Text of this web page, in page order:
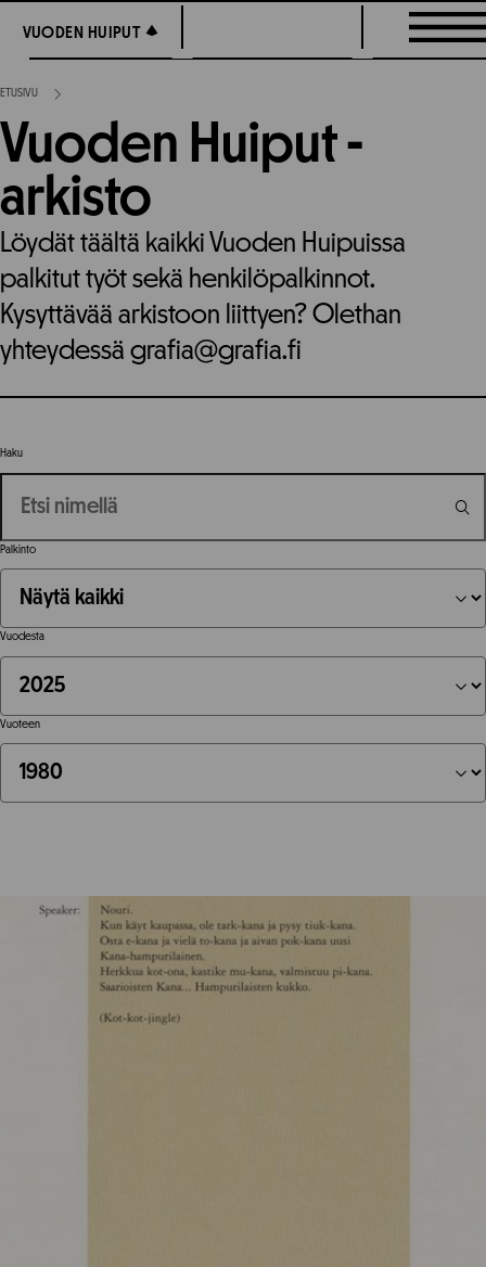
suoraan
sisältöön
VUODEN HUIPUT
VUODEN HUIPUT
ETUSIVU
Vuoden Huiput -
arkisto
Löydät täältä kaikki Vuoden Huipuissa
palkitut työt sekä henkilöpalkinnot.
Kysyttävää arkistoon liittyen? Olethan
yhteydessä grafia@grafia.fi
Haku
Palkinto
Vuodesta
Vuoteen